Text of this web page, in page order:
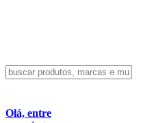
Olá, entre